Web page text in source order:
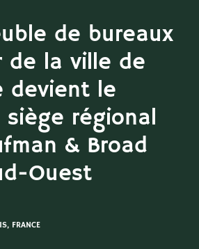
de bureaux
de la ville de
devient le
siège régional
& Broad
Ouest
FRANCE